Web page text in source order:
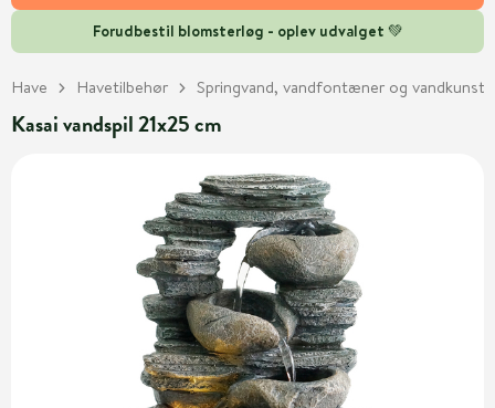
Forudbestil blomsterløg - oplev udvalget 💚
Have Havetilbehør Springvand, vandfontæner og vandkunst
Kasai vandspil 21x25 cm